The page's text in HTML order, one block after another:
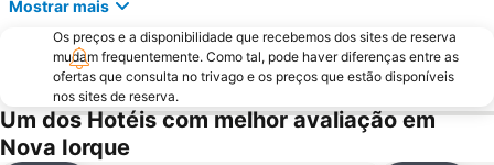
Financial District
8th Ave Metro Station
Fifth Avenue
Ponte do Brooklyn
Little Italy
Harlem
Woodside
East New York
Mostrar mais
Os preços e a disponibilidade que recebemos dos sites de reserva
mudam frequentemente. Como tal, pode haver diferenças entre as
ofertas que consulta no trivago e os preços que estão disponíveis
nos sites de reserva.
Um dos Hotéis com melhor avaliação em
Nova Iorque